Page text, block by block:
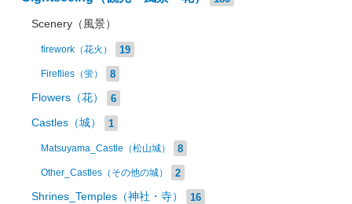
Scenery（風景）
firework（花火） 19
Fireflies（蛍） 8
Flowers（花） 6
Castles（城） 1
Matsuyama_Castle（松山城） 8
Other_Castles（その他の城） 2
Shrines_Temples（神社・寺） 16